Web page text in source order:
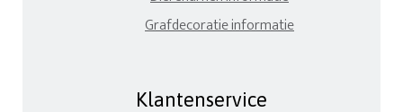
Grafdecoratie informatie
Klantenservice